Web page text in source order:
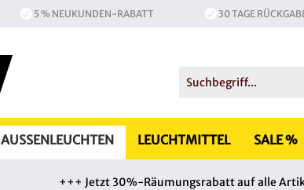
5 % NEUKUNDEN-RABATT 30 TAGE
AUSSENLEUCHTEN LEUCHTMITTEL SALE %
+++ Jetzt 30%-Räumungsrabatt auf alle